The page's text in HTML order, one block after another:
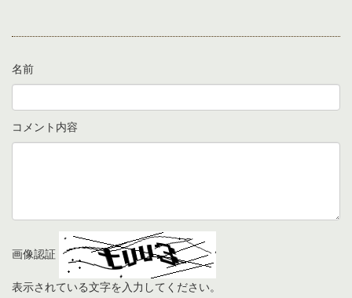
名前
コメント内容
画像認証
表示されている文字を入力してください。